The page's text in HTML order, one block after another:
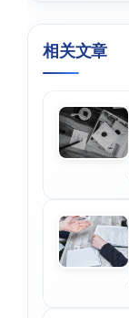
相关文章